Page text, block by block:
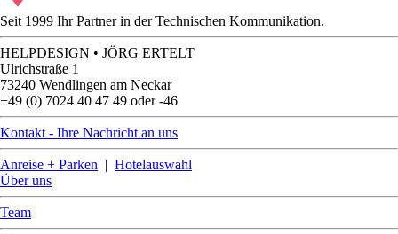
Seit 1999 Ihr Partner in der Technischen Kommunikation.
HELPDESIGN • JÖRG ERTELT
Ulrichstraße 1
73240 Wendlingen am Neckar
+49 (0) 7024 40 47 49 oder -46
Kontakt - Ihre Nachricht an uns
Anreise + Parken | Hotelauswahl
Über uns
Team